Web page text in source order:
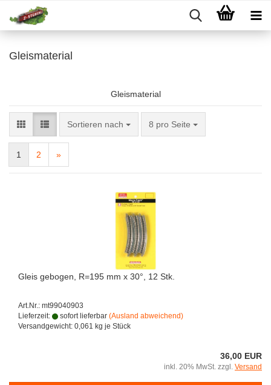
Gleismaterial
Gleismaterial
Sortieren nach
Sortieren nach 8 pro Seite
pro Seite
1 2 »
Gleis gebogen, R=195 mm x 30°, 12 Stk.
Art.Nr.: mt99040903
Lieferzeit:
sofort lieferbar (Ausland abweichend)
Versandgewicht: 0,061 kg je Stück
36,00 EUR
inkl. 20% MwSt. zzgl. Versand